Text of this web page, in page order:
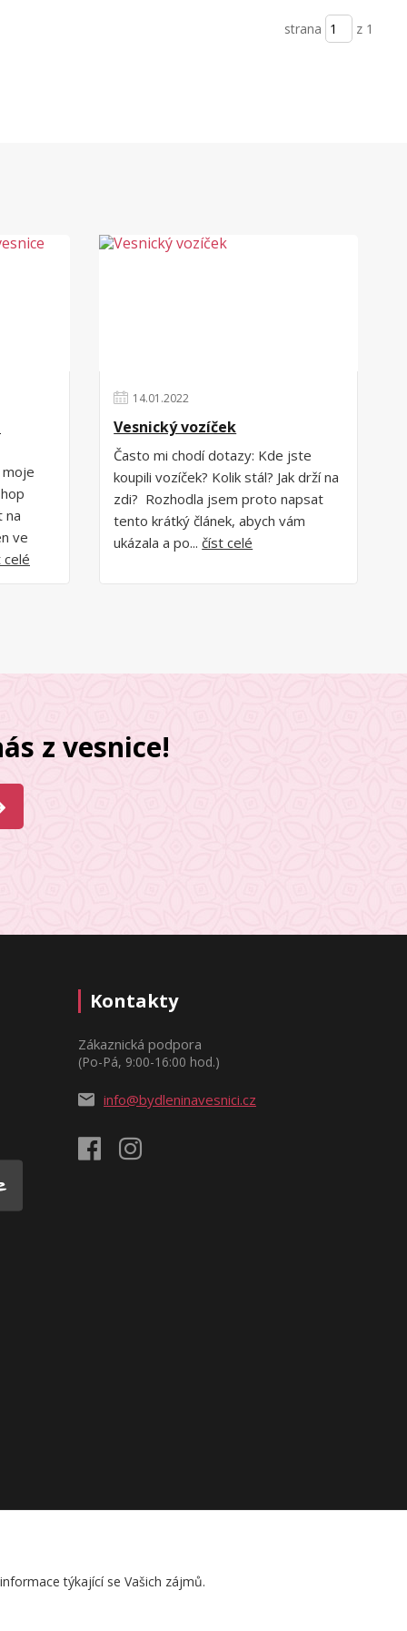
strana z 1
na
ve
celé
14.01 .2022
Vesnický vozíček
Často mi chodí dotazy: Kde jste
koupili vozíček? Kolik stál? Jak drží na
zdi? Rozhodla jsem proto napsat
tento krátký článek, abych vám
ukázala a po...číst celé
z vesnice!
Kontakty
Zákaznická podpora
(Po-Pá, 9:00-16:00 hod.)
info@bydleninavesnici.cz
týkající se Vašich zájmů.